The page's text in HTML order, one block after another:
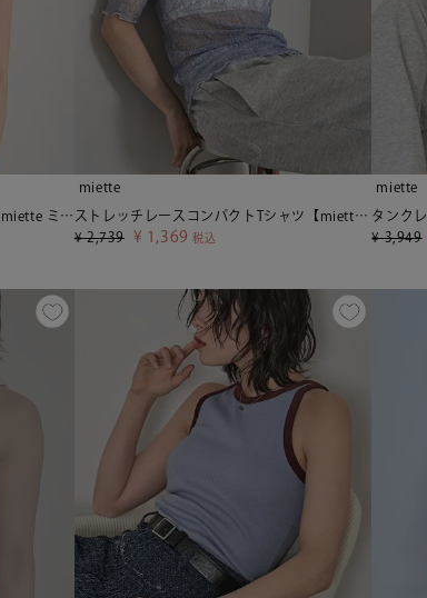
カップ付き小花柄サーマルキャミ【miette ミエット】
miette
ストレッチレースコンパクトTシャツ【miette ミエット】【メール便可／30】
¥ 2,739 ¥ 1,369 税込
miette
¥ 3,949